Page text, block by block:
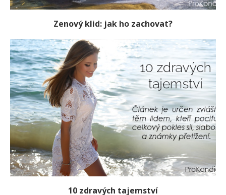
Zenový klid: jak ho zachovat?
10 zdravých tajemství